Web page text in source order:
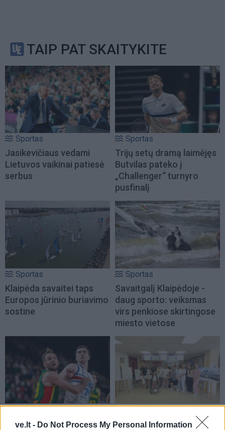
ve.lt - Do Not Process My Personal Information
TAIP PAT SKAITYKITE
Sportas
Jasikevičiaus vedami
Lietuvos vaikinai patiesė
serbus
Sportas
Trijų setų dramą laimėjęs
Butvilas pateko į
„Challenger“ turnyro
pusfinalį
Sportas
Klaipėda savaitei taps
Europos jūrinio buriavimo
sostine
Sportas
Savaitgalį Klaipėdoje -
daug sporto: veiksmas
virs penkiose skirtingose
miesto vietose
Sportas
Rimas Kurtinaitis
Sportas
Į Palangą atkeliavo